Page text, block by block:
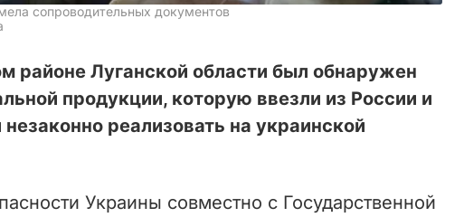
сопроводительных документов
районе Луганской области был обнаружен
продукции, которую ввезли из России и
реализовать на украинской
Украины совместно с Государственной